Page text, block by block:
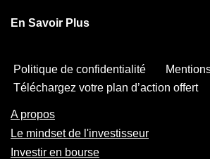
En Savoir Plus
Politique de confidentialité
Téléchargez votre plan d’action offert
A propos
Le mindset de l'investisseur
Investir en bourse